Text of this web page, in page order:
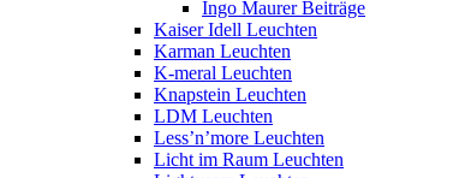
Ingo Maurer Beiträge
Kaiser Idell Leuchten
Karman Leuchten
K-meral Leuchten
Knapstein Leuchten
LDM Leuchten
Less’n’more Leuchten
Licht im Raum Leuchten